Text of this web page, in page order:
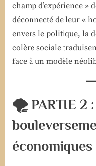
champ d’expérience »
déconnecté de leur «
envers le politique, la
colère sociale
face à un modèle
🌪️ PARTIE 2
économiques